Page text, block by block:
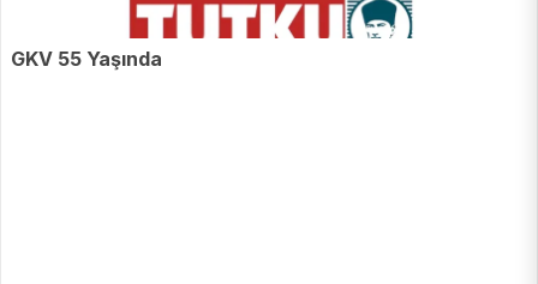
GKV 55 Yaşında